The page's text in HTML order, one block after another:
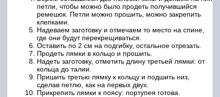
петли, чтобы можно было продеть получившийся
ремешок. Петли можно прошить, можно закрепить
клепками.
Надеваем заготовку и отмечаем то место на спине,
где они будут перекрещиваться.
Оставить по 2 см на подгибку, остальное отрезать.
Продеть лямки в кольцо и прошить.
Надеть заготовку, отметить длину третьей лямки: от
кольца до талии.
Пришить третью лямку к кольцу и подшить низ,
сделав петлю, как на первых двух.
Прикрепить лямки к поясу: портупея готова.